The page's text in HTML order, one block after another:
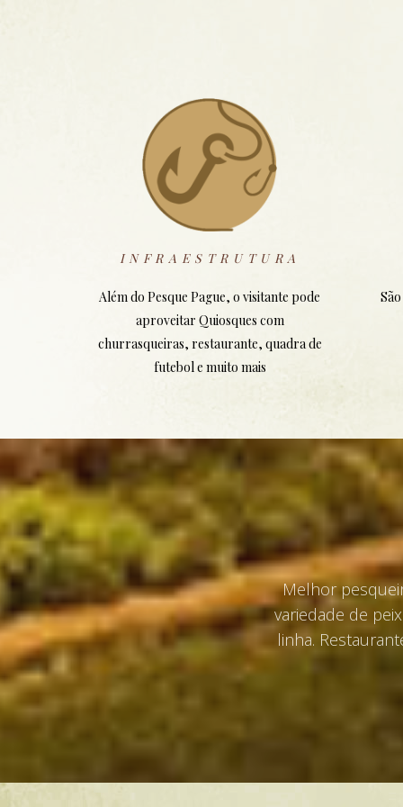
INFRAESTRUTURA
Além do Pesque Pague, o visitante pode
aproveitar Quiosques com
churrasqueiras, restaurante, quadra de
futebol e muito mais
Melhor
variedade de
linha.